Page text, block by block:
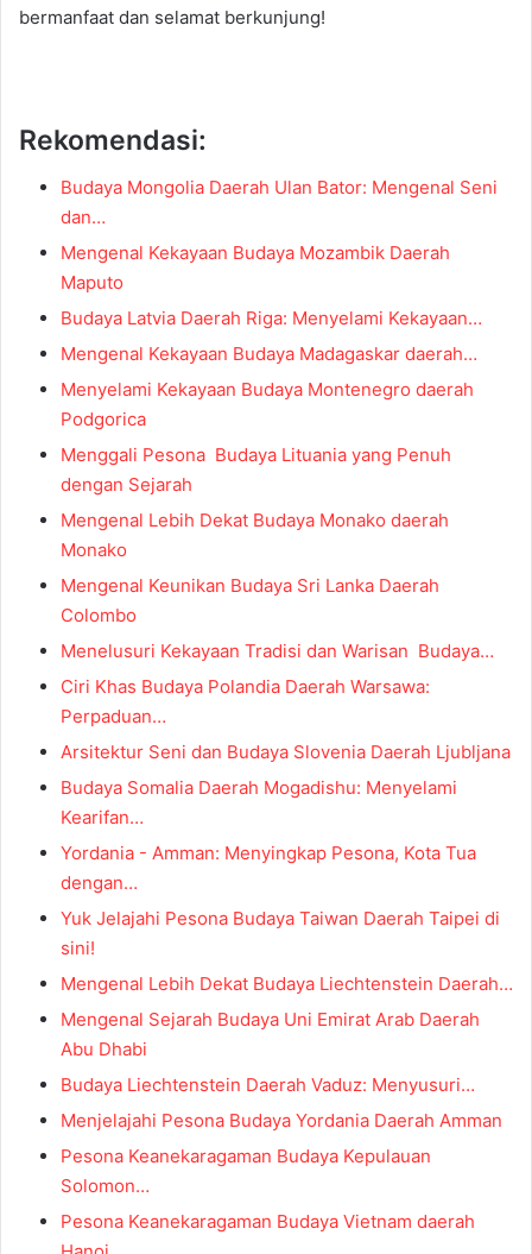
bermanfaat dan selamat berkunjung!
Rekomendasi:
Budaya Mongolia Daerah Ulan Bator: Mengenal Seni
dan…
Mengenal Kekayaan Budaya Mozambik Daerah
Maputo
Budaya Latvia Daerah Riga: Menyelami Kekayaan…
Mengenal Kekayaan Budaya Madagaskar daerah…
Menyelami Kekayaan Budaya Montenegro daerah
Podgorica
Menggali Pesona Budaya Lituania yang Penuh
dengan Sejarah
Mengenal Lebih Dekat Budaya Monako daerah
Monako
Mengenal Keunikan Budaya Sri Lanka Daerah
Colombo
Menelusuri Kekayaan Tradisi dan Warisan Budaya…
Ciri Khas Budaya Polandia Daerah Warsawa:
Perpaduan…
Arsitektur Seni dan Budaya Slovenia Daerah Ljubljana
Budaya Somalia Daerah Mogadishu: Menyelami
Kearifan…
Yordania - Amman: Menyingkap Pesona, Kota Tua
dengan…
Yuk Jelajahi Pesona Budaya Taiwan Daerah Taipei di
sini!
Mengenal Lebih Dekat Budaya Liechtenstein Daerah…
Mengenal Sejarah Budaya Uni Emirat Arab Daerah
Abu Dhabi
Budaya Liechtenstein Daerah Vaduz: Menyusuri…
Menjelajahi Pesona Budaya Yordania Daerah Amman
Pesona Keanekaragaman Budaya Kepulauan
Solomon…
Pesona Keanekaragaman Budaya Vietnam daerah